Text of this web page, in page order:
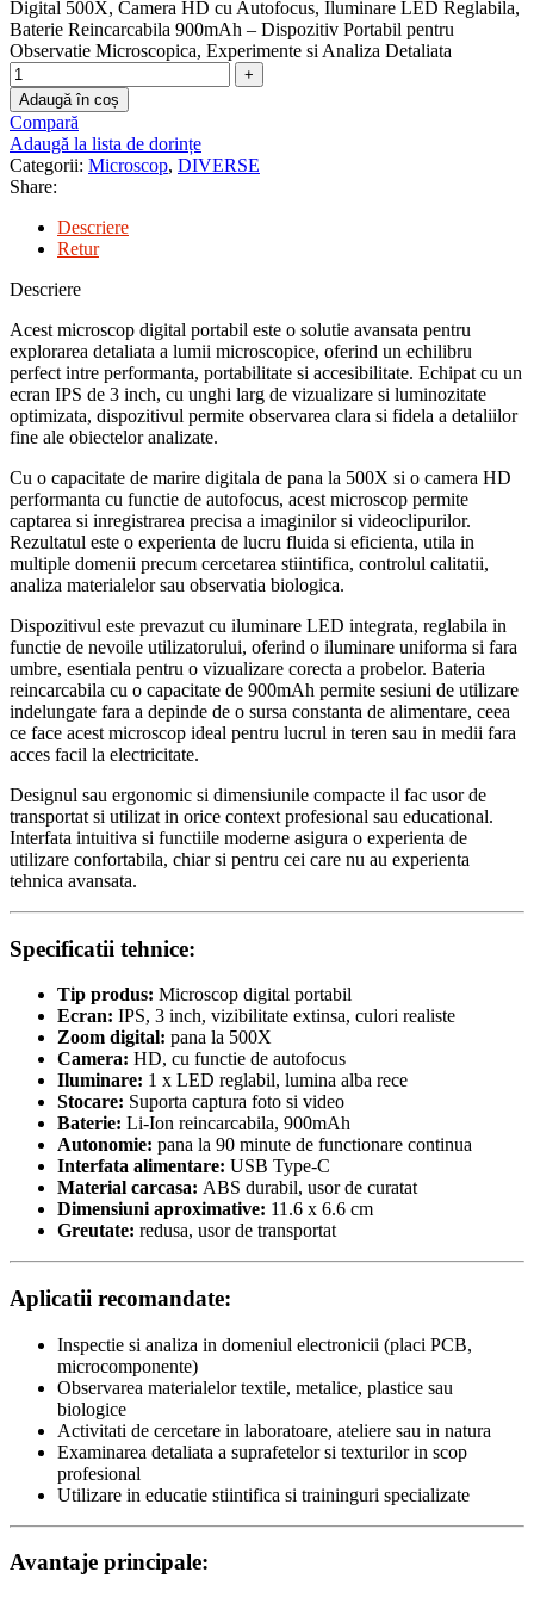
Digital 500X, Camera HD cu Autofocus, Iluminare LED Reglabila,
Baterie Reincarcabila 900mAh – Dispozitiv Portabil pentru
Observatie Microscopica, Experimente si Analiza Detaliata
Adaugă în coș
Compară
Adaugă la lista de dorințe
Categorii: Microscop, DIVERSE
Share:
Descriere
Retur
Descriere
Acest microscop digital portabil este o solutie avansata pentru
explorarea detaliata a lumii microscopice, oferind un echilibru
perfect intre performanta, portabilitate si accesibilitate. Echipat cu un
ecran IPS de 3 inch, cu unghi larg de vizualizare si luminozitate
optimizata, dispozitivul permite observarea clara si fidela a detaliilor
fine ale obiectelor analizate.
Cu o capacitate de marire digitala de pana la 500X si o camera HD
performanta cu functie de autofocus, acest microscop permite
captarea si inregistrarea precisa a imaginilor si videoclipurilor.
Rezultatul este o experienta de lucru fluida si eficienta, utila in
multiple domenii precum cercetarea stiintifica, controlul calitatii,
analiza materialelor sau observatia biologica.
Dispozitivul este prevazut cu iluminare LED integrata, reglabila in
functie de nevoile utilizatorului, oferind o iluminare uniforma si fara
umbre, esentiala pentru o vizualizare corecta a probelor. Bateria
reincarcabila cu o capacitate de 900mAh permite sesiuni de utilizare
indelungate fara a depinde de o sursa constanta de alimentare, ceea
ce face acest microscop ideal pentru lucrul in teren sau in medii fara
acces facil la electricitate.
Designul sau ergonomic si dimensiunile compacte il fac usor de
transportat si utilizat in orice context profesional sau educational.
Interfata intuitiva si functiile moderne asigura o experienta de
utilizare confortabila, chiar si pentru cei care nu au experienta
tehnica avansata.
Specificatii tehnice:
Tip produs: Microscop digital portabil
Ecran: IPS, 3 inch, vizibilitate extinsa, culori realiste
Zoom digital: pana la 500X
Camera: HD, cu functie de autofocus
Iluminare: 1 x LED reglabil, lumina alba rece
Stocare: Suporta captura foto si video
Baterie: Li-Ion reincarcabila, 900mAh
Autonomie: pana la 90 minute de functionare continua
Interfata alimentare: USB Type-C
Material carcasa: ABS durabil, usor de curatat
Dimensiuni aproximative: 11.6 x 6.6 cm
Greutate: redusa, usor de transportat
Aplicatii recomandate:
Inspectie si analiza in domeniul electronicii (placi PCB,
microcomponente)
Observarea materialelor textile, metalice, plastice sau
biologice
Activitati de cercetare in laboratoare, ateliere sau in natura
Examinarea detaliata a suprafetelor si texturilor in scop
profesional
Utilizare in educatie stiintifica si traininguri specializate
Avantaje principale: